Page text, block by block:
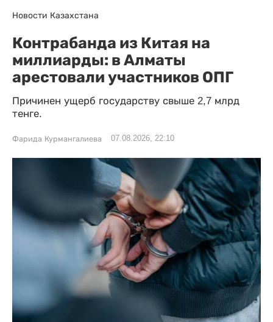
Новости Казахстана
Контрабанда из Китая на
миллиарды: в Алматы
арестовали участников ОПГ
Причинен ущерб государству свыше 2,7 млрд
тенге.
Фарида Курмангалиева 07.08.2026, 22:10